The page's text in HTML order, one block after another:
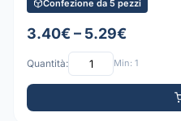
Confezione da 5 pezzi
3.40€ – 5.29€
Quantità: Min: 1